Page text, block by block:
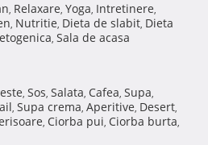
, Relaxare, Yoga, Intretinere,
, Nutritie, Dieta de slabit, Dieta
, Sala de acasa
, Sos, Salata, Cafea, Supa,
, Supa crema, Aperitive, Desert,
, Ciorba pui, Ciorba burta,